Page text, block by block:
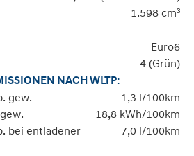
1.598 cm³
Euro6
4 (Grün)
NACH WLTP:
gew.
1,3 l/100km
18,8 kWh/100km
bei entladener
7,0 l/100km